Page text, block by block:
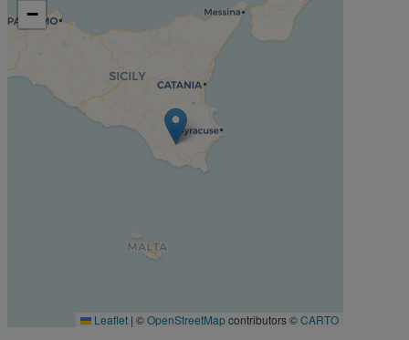
−
Leaflet | ©OpenStreetMapcontributors ©CARTO